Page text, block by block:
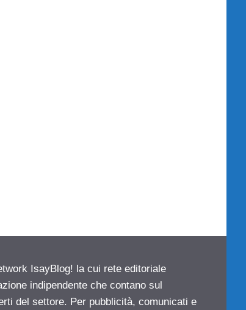
IsayBlog! la cui rete editoriale
indipendente che contano sul
del settore. Per pubblicità, comunicati e